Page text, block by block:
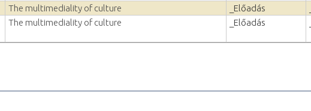
The multimediality of culture _Előadás
The multimediality of culture _Előadás